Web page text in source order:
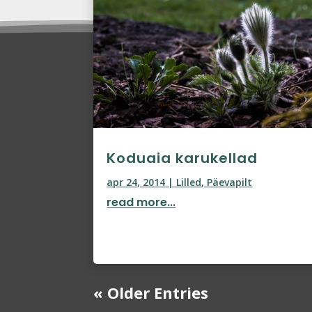
Koduaia karukellad
apr 24, 2014 | Lilled, Päevapilt
read more...
« Older Entries